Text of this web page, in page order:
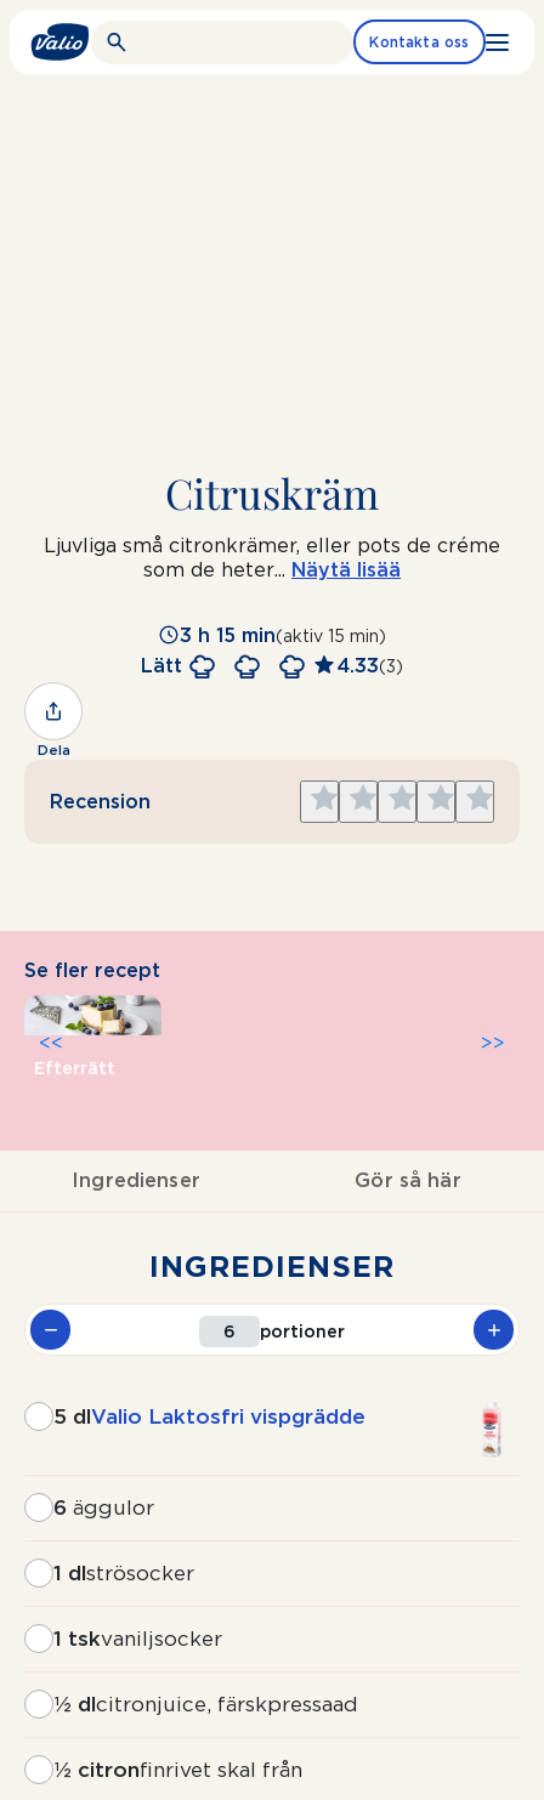
Kontakta oss
Citruskräm
Ljuvliga små citronkrämer, eller pots de créme
som de heter... Näytä lisää
3 h 15 min(aktiv 15 min)
Lätt 4.33(3)
Dela
Recension
Give
5
Give
4
Give
3
Give
2
Give
1
Se fler recept
Efterrätt
>>
<<
Ingredienser Gör så här
INGREDIENSER
portioner
5 dlValio Laktosfri vispgrädde
6 äggulor
1 dlströsocker
1 tskvaniljsocker
½ dlcitronjuice, färskpressaad
½ citronfinrivet skal från